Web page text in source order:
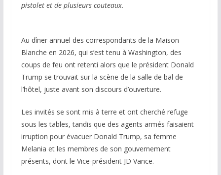
pistolet et de plusieurs couteaux.
Au dîner annuel des correspondants de la Maison
Blanche en 2026, qui s’est tenu à Washington, des
coups de feu ont retenti alors que le président Donald
Trump se trouvait sur la scène de la salle de bal de
l’hôtel, juste avant son discours d’ouverture.
Les invités se sont mis à terre et ont cherché refuge
sous les tables, tandis que des agents armés faisaient
irruption pour évacuer Donald Trump, sa femme
Melania et les membres de son gouvernement
présents, dont le Vice-président JD Vance.